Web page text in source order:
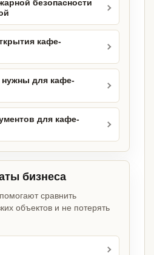
безопасности
кафе-
нужны для кафе-
для кафе-
бизнеса
сравнить
объектов и не потерять